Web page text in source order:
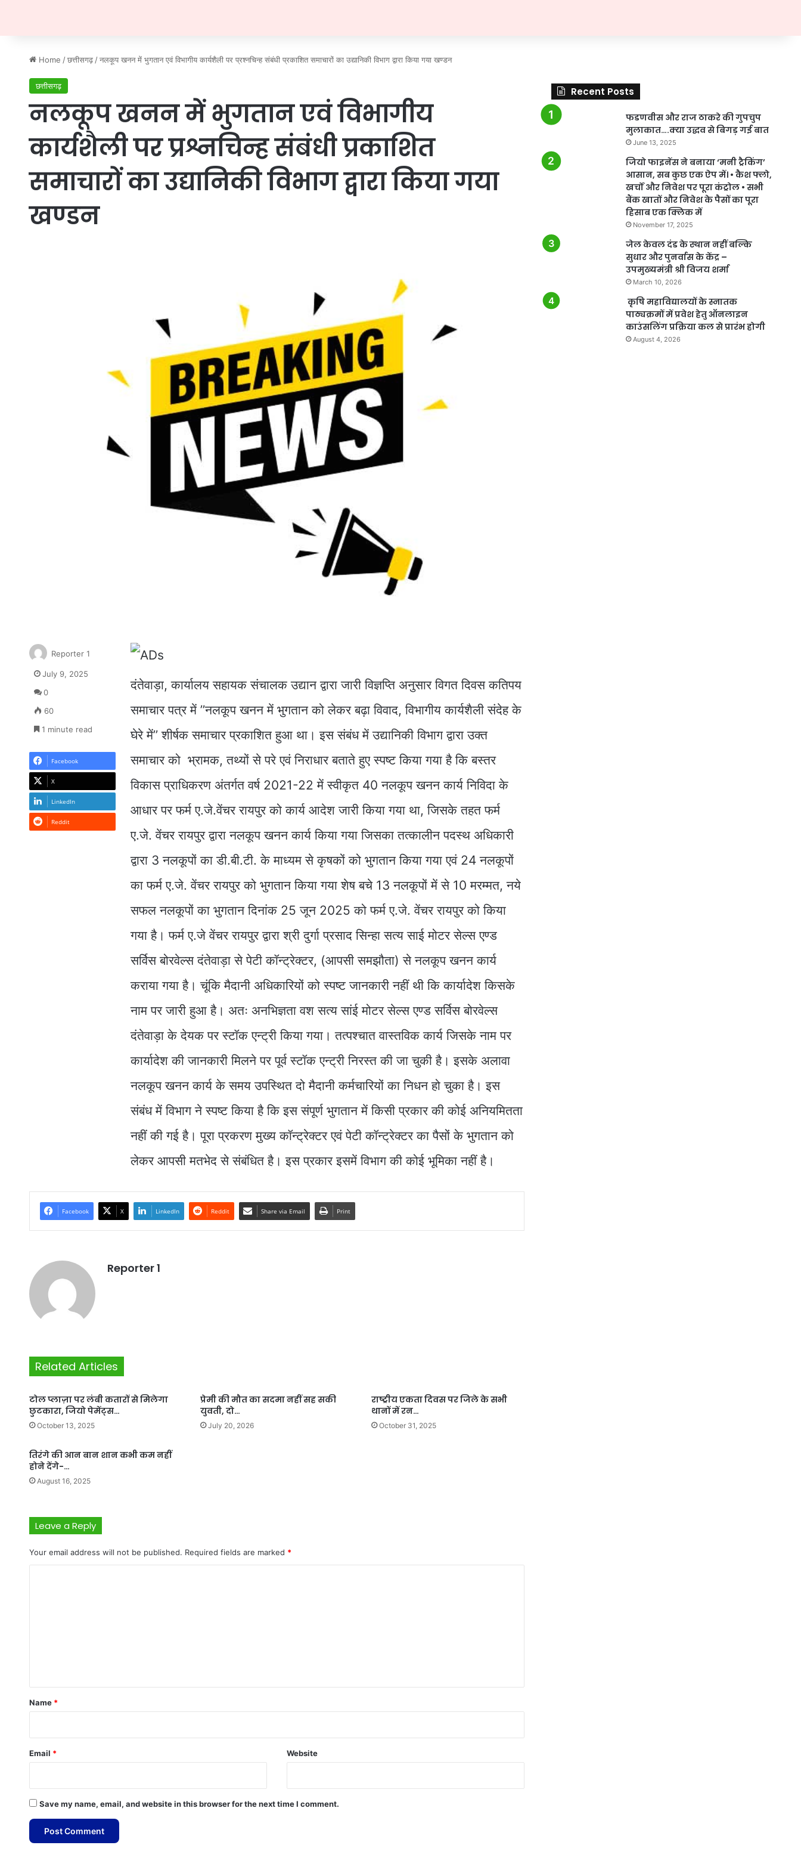
Home / छत्तीसगढ़ / नलकूप खनन में भुगतान एवं विभागीय कार्यशैली पर प्रश्नचिन्ह संबंधी प्रकाशित समाचारों का उद्यानिकी विभाग द्वारा किया गया खण्डन
छत्तीसगढ़
नलकूप खनन में भुगतान एवं विभागीय
कार्यशैली पर प्रश्नचिन्ह संबंधी प्रकाशित
समाचारों का उद्यानिकी विभाग द्वारा किया गया
खण्डन
दंतेवाड़ा, कार्यालय सहायक संचालक उद्यान द्वारा जारी विज्ञप्ति अनुसार विगत दिवस कतिपय
समाचार पत्र में ’’नलकूप खनन में भुगतान को लेकर बढ़ा विवाद, विभागीय कार्यशैली संदेह के
घेरे में’’ शीर्षक समाचार प्रकाशित हुआ था। इस संबंध में उद्यानिकी विभाग द्वारा उक्त
समाचार को भ्रामक, तथ्यों से परे एवं निराधार बताते हुए स्पष्ट किया गया है कि बस्तर
विकास प्राधिकरण अंतर्गत वर्ष 2021-22 में स्वीकृत 40 नलकूप खनन कार्य निविदा के
आधार पर फर्म ए.जे.वेंचर रायपुर को कार्य आदेश जारी किया गया था, जिसके तहत फर्म
ए.जे. वेंचर रायपुर द्वारा नलकूप खनन कार्य किया गया जिसका तत्कालीन पदस्थ अधिकारी
द्वारा 3 नलकूपों का डी.बी.टी. के माध्यम से कृषकों को भुगतान किया गया एवं 24 नलकूपों
का फर्म ए.जे. वेंचर रायपुर को भुगतान किया गया शेष बचे 13 नलकूपों में से 10 मरम्मत, नये
सफल नलकूपों का भुगतान दिनांक 25 जून 2025 को फर्म ए.जे. वेंचर रायपुर को किया
गया है। फर्म ए.जे वेंचर रायपुर द्वारा श्री दुर्गा प्रसाद सिन्हा सत्य साई मोटर सेल्स एण्ड
सर्विस बोरवेल्स दंतेवाड़ा से पेटी कॉन्ट्रेक्टर, (आपसी समझौता) से नलकूप खनन कार्य
कराया गया है। चूंकि मैदानी अधिकारियों को स्पष्ट जानकारी नहीं थी कि कार्यादेश किसके
नाम पर जारी हुआ है। अतः अनभिज्ञता वश सत्य सांई मोटर सेल्स एण्ड सर्विस बोरवेल्स
दंतेवाड़ा के देयक पर स्टॉक एन्ट्री किया गया। तत्पश्चात वास्तविक कार्य जिसके नाम पर
कार्यादेश की जानकारी मिलने पर पूर्व स्टॉक एन्ट्री निरस्त की जा चुकी है। इसके अलावा
नलकूप खनन कार्य के समय उपस्थित दो मैदानी कर्मचारियों का निधन हो चुका है। इस
संबंध में विभाग ने स्पष्ट किया है कि इस संपूर्ण भुगतान में किसी प्रकार की कोई अनियमितता
नहीं की गई है। पूरा प्रकरण मुख्य कॉन्ट्रेक्टर एवं पेटी कॉन्ट्रेक्टर का पैसों के भुगतान को
लेकर आपसी मतभेद से संबंधित है। इस प्रकार इसमें विभाग की कोई भूमिका नहीं है।
Reporter 1
July 9, 2025
0
60
1 minute read
Facebook
X
LinkedIn
Reddit
Facebook X LinkedIn Reddit Share via Email Print
Reporter 1
Related Articles
टोल प्लाज़ा पर लंबी कतारों से मिलेगा
छुटकारा, जियो पेमेंट्स…
October 13, 2025
प्रेमी की मौत का सदमा नहीं सह सकी
युवती, दो…
July 20, 2026
राष्ट्रीय एकता दिवस पर जिले के सभी
थानों में रन…
October 31, 2025
तिरंगे की आन बान शान कभी कम नहीं
होने देंगे-…
August 16, 2025
Leave a Reply
Your email address will not be published. Required fields are marked *
*
Name *
Email * Website
Save my name, email, and website in this browser for the next time I comment.
Recent Posts
फडणवीस और राज ठाकरे की गुपचुप
मुलाकात….क्या उद्धव से बिगड़ गई बात
June 13, 2025
जियो फाइनेंस ने बनाया ‘मनी ट्रैकिंग’
आसान, सब कुछ एक ऐप में। • कैश फ्लो,
खर्चों और निवेश पर पूरा कंट्रोल • सभी
बैंक खातों और निवेश के पैसों का पूरा
हिसाब एक क्लिक में
November 17, 2025
जेल केवल दंड के स्थान नहीं बल्कि
सुधार और पुनर्वास के केंद्र –
उपमुख्यमंत्री श्री विजय शर्मा
March 10, 2026
कृषि महाविद्यालयों के स्नातक
पाठ्यक्रमों में प्रवेश हेतु ऑनलाइन
काउंसलिंग प्रक्रिया कल से प्रारंभ होगी
August 4, 2026